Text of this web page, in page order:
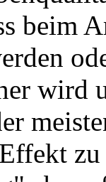
beim
wird